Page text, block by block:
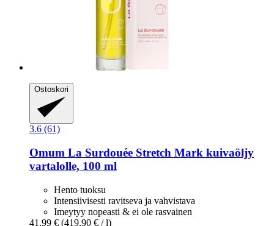
Ostoskori
3.6 (61)
Omum La Surdouée Stretch Mark kuivaöljy
vartalolle, 100 ml
Hento tuoksu
Intensiivisesti ravitseva ja vahvistava
Imeytyy nopeasti & ei ole rasvainen
41,99 € (419,90 € / l)